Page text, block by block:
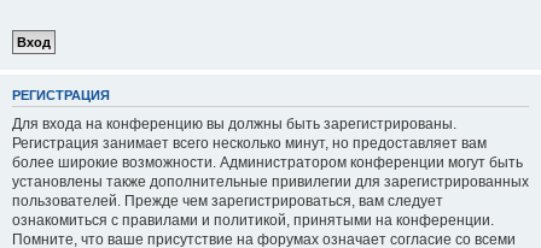
РЕГИСТРАЦИЯ
Для входа на конференцию вы должны быть зарегистрированы.
Регистрация занимает всего несколько минут, но предоставляет вам
более широкие возможности. Администратором конференции могут быть
установлены также дополнительные привилегии для зарегистрированных
пользователей. Прежде чем зарегистрироваться, вам следует
ознакомиться с правилами и политикой, принятыми на конференции.
Помните, что ваше присутствие на форумах означает согласие со всеми